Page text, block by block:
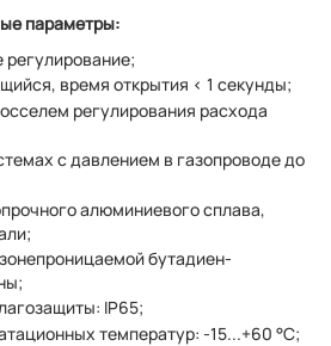
параметры:
регулирование;
время открытия < 1 секунды;
регулирования расхода
с давлением в газопроводе до
алюминиевого сплава,
бутадиен-
IP65;
температур: -15...+60 °C;